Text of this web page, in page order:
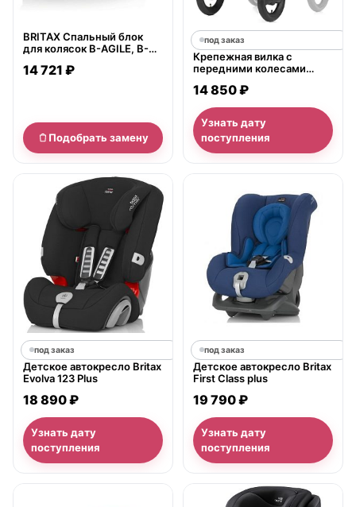
BRITAX Спальный блок
для колясок B-AGILE, B-
14 721 ₽
Подобрать замену
под заказ
Крепежная вилка с
передними колесами
Affinity Бритакс Би-
Аффинити
14 850 ₽
Узнать дату
поступления
под заказ
Детское автокресло Britax
Evolva 123 Plus
18 890 ₽
Узнать дату
поступления
под заказ
Детское автокресло Britax
First Class plus
19 790 ₽
Узнать дату
поступления